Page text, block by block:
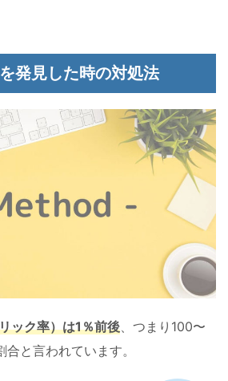
発見した時の対処法
ック率）は1％前後 、つまり 100〜
と言われています。